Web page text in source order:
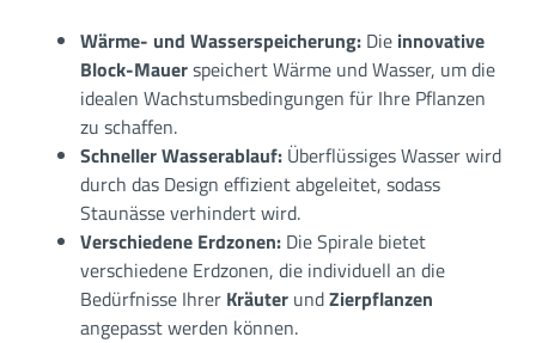
Wärme- und Wasserspeicherung:Die innovative
Block-Mauerspeichert Wärme und Wasser, um die
idealen Wachstumsbedingungen für Ihre Pflanzen
zu schaffen.
Schneller Wasserablauf:Überflüssiges Wasser wird
durch das Design effizient abgeleitet, sodass
Staunässe verhindert wird.
Verschiedene Erdzonen:Die Spirale bietet
verschiedene Erdzonen, die individuell an die
Bedürfnisse Ihrer KräuterundZierpflanzen
angepasst werden können.